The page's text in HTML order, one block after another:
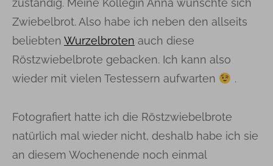
zuständig. Meine Kollegin Anna wünschte sich
Zwiebelbrot. Also habe ich neben den allseits
beliebten Wurzelbroten auch diese
Röstzwiebelbrote gebacken. Ich kann also
wieder mit vielen Testessern aufwarten
.
Fotografiert hatte ich die Röstzwiebelbrote
natürlich mal wieder nicht, deshalb habe ich sie
an diesem Wochenende noch einmal